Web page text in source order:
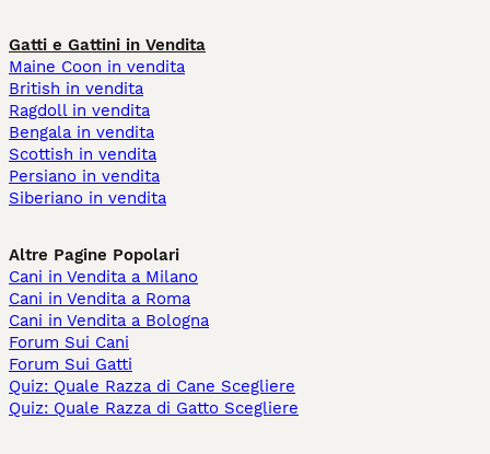
Gatti e Gattini in Vendita
Maine Coon in vendita
British in vendita
Ragdoll in vendita
Bengala in vendita
Scottish in vendita
Persiano in vendita
Siberiano in vendita
Altre Pagine Popolari
Cani in Vendita a Milano
Cani in Vendita a Roma
Cani in Vendita a Bologna
Forum Sui Cani
Forum Sui Gatti
Quiz: Quale Razza di Cane Scegliere
Quiz: Quale Razza di Gatto Scegliere